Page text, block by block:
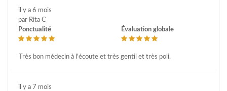
il y a 6 mois
par Rita C
Ponctualité
Évaluation globale
Très bon médecin à l'écoute et très gentil et très poli.
il y a 7 mois